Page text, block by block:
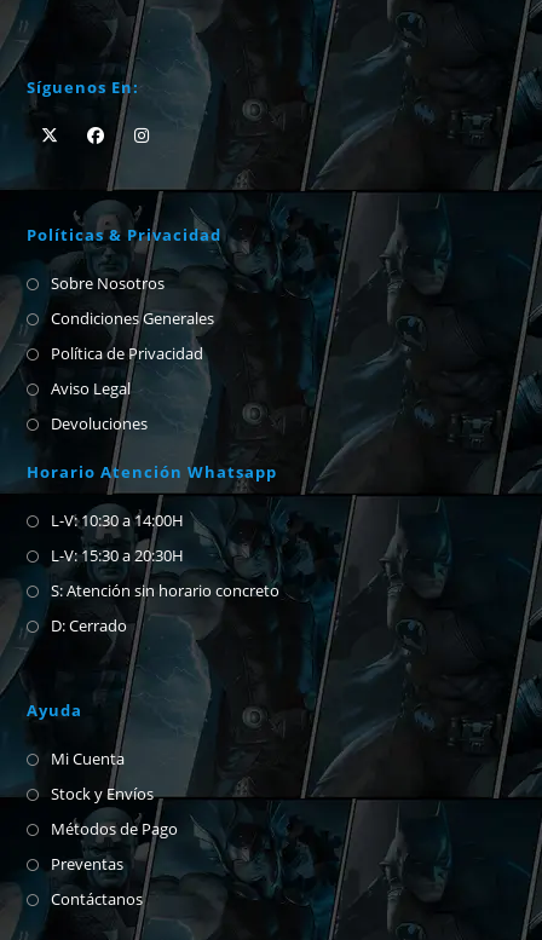
Síguenos En:
Políticas & Privacidad
Sobre Nosotros
Condiciones Generales
Política de Privacidad
Aviso Legal
Devoluciones
Horario Atención Whatsapp
L-V: 10:30 a 14:00H
L-V: 15:30 a 20:30H
S: Atención sin horario concreto
D: Cerrado
Ayuda
Mi Cuenta
Stock y Envíos
Métodos de Pago
Preventas
Contáctanos